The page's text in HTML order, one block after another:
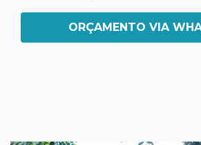
ORÇAMENTO VIA